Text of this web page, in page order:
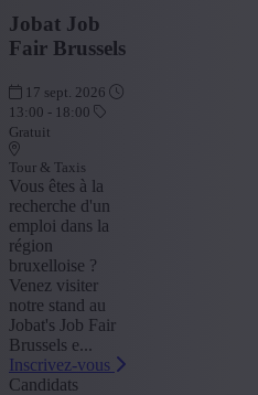
Jobat Job
Fair Brussels
17 sept. 2026
13:00 - 18:00
Gratuit
Tour & Taxis
Vous êtes à la
recherche d'un
emploi dans la
région
bruxelloise ?
Venez visiter
notre stand au
Jobat's Job Fair
Brussels e...
Inscrivez-vous
Candidats